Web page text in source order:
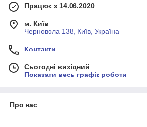
Працює з 14.06.2020
м. Київ
Черновола 138, Київ, Україна
Контакти
Сьогодні вихідний
Показати весь графік роботи
Про нас